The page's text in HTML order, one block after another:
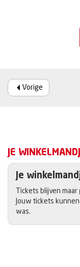
Vorige
JE
Je
Tickets blijven
Jouw tickets
was.